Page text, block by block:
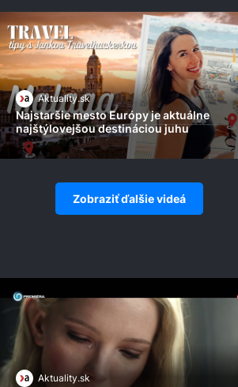
Aktuality.sk
Najstaršie mesto Európy je aktuálne
najštýlovejšou destináciou juhu
Zobraziť ďalšie videá
Aktuality.sk